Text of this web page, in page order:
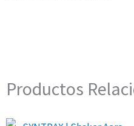
Productos